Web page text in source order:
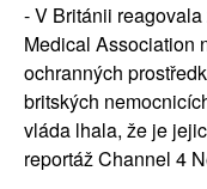
- V Británii
Medical Association
ochranných
britských
vláda lhala, že je
reportáž Channel 4